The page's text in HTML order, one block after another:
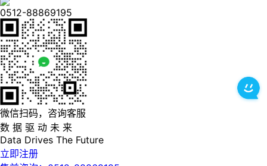
0512-88869195
微信扫码，咨询客服
数 据 驱 动 未 来
Data Drives The Future
立即注册